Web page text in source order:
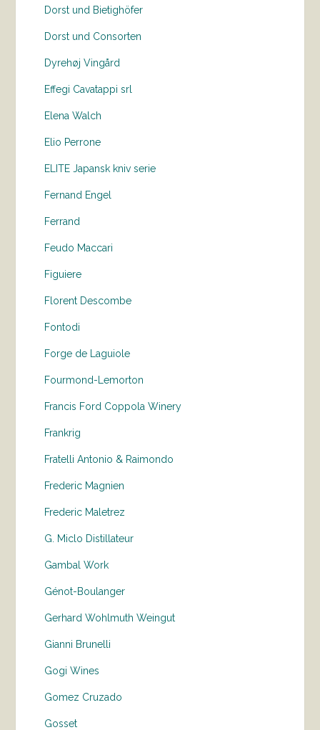
Dorst und Bietighöfer
Dorst und Consorten
Dyrehøj Vingård
Effegi Cavatappi srl
Elena Walch
Elio Perrone
ELITE Japansk kniv serie
Fernand Engel
Ferrand
Feudo Maccari
Figuiere
Florent Descombe
Fontodi
Forge de Laguiole
Fourmond-Lemorton
Francis Ford Coppola Winery
Frankrig
Fratelli Antonio & Raimondo
Frederic Magnien
Frederic Maletrez
G. Miclo Distillateur
Gambal Work
Génot-Boulanger
Gerhard Wohlmuth Weingut
Gianni Brunelli
Gogi Wines
Gomez Cruzado
Gosset